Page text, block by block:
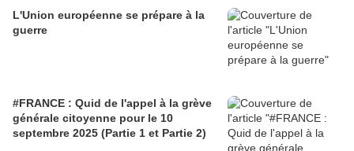
L'Union européenne se prépare à la
guerre
#FRANCE : Quid de l'appel à la grève
générale citoyenne pour le 10
septembre 2025 (Partie 1 et Partie 2)